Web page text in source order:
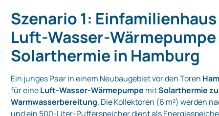
Szenario 1:
Solarthermie in Hamburg
Ein junges Paar in einem Neubaugebiet vor den Toren
für eineLuft‑Wasser‑Wärmepumpe mitSolarthermie
Warmwasserbereitung. Die Kollektoren (6 m²) werden
und ein 500‑Liter‑Pufferspeicher dient als